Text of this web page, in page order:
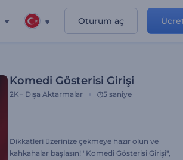
Oturum aç
Komedi Gösterisi Girişi
2K+ Dışa Aktarmalar 5 saniye
Dikkatleri üzerinize çekmeye hazır olun ve
kahkahalar başlasın! "Komedi Gösterisi Girişi",